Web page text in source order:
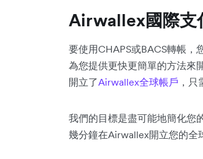
Airwallex國際支
要使用CHAPS或BACS轉帳
為您提供更快更簡單的方法來
開立了Airwallex全球帳戶 ，
我們的目標是盡可能地簡化您
幾分鐘在Airwallex開立您的全